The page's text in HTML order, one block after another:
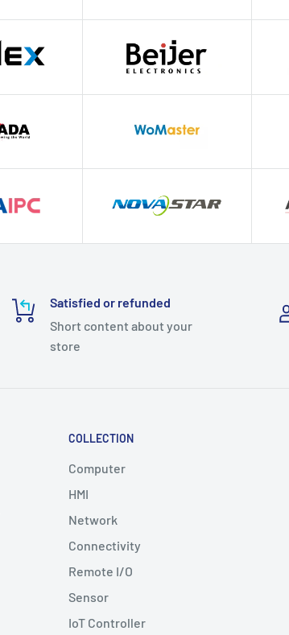
Satisfied or refunded
Short content about your
store
COLLECTION
Computer
HMI
Network
Connectivity
Remote I/O
Sensor
IoT Controller